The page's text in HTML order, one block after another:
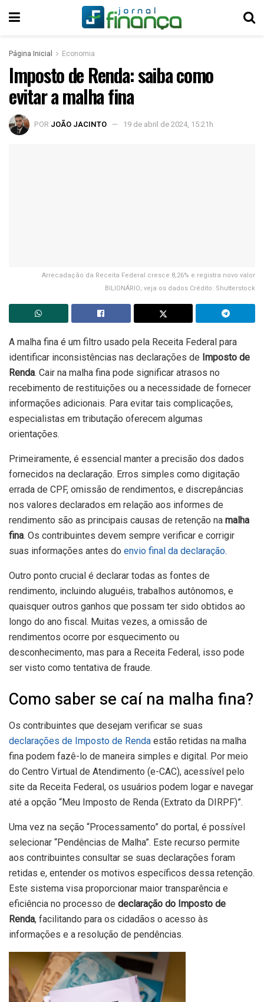
Página Inicial Economia
Imposto de Renda: saiba como
evitar a malha fina
POR JOÃO JACINTO 19 de abril de 2024, 15:21h
Arrecadação da Receita Federal cresce 8,26% e registra novo valor
BILIONÁRIO; veja os dados Crédito: Shutterstock
A malha fina é um filtro usado pela Receita Federal para
identificar inconsistências nas declarações de Imposto de
Renda. Cair na malha fina pode significar atrasos no
recebimento de restituições ou a necessidade de fornecer
informações adicionais. Para evitar tais complicações,
especialistas em tributação oferecem algumas
orientações.
Primeiramente, é essencial manter a precisão dos dados
fornecidos na declaração. Erros simples como digitação
errada de CPF, omissão de rendimentos, e discrepâncias
nos valores declarados em relação aos informes de
rendimento são as principais causas de retenção na malha
fina. Os contribuintes devem sempre verificar e corrigir
suas informações antes do envio final da declaração.
Outro ponto crucial é declarar todas as fontes de
rendimento, incluindo aluguéis, trabalhos autônomos, e
quaisquer outros ganhos que possam ter sido obtidos ao
longo do ano fiscal. Muitas vezes, a omissão de
rendimentos ocorre por esquecimento ou
desconhecimento, mas para a Receita Federal, isso pode
ser visto como tentativa de fraude.
Como saber se caí na malha fina?
Os contribuintes que desejam verificar se suas
declarações de Imposto de Renda estão retidas na malha
fina podem fazê-lo de maneira simples e digital. Por meio
do Centro Virtual de Atendimento (e-CAC), acessível pelo
site da Receita Federal, os usuários podem logar e navegar
até a opção “Meu Imposto de Renda (Extrato da DIRPF)”.
Uma vez na seção “Processamento” do portal, é possível
selecionar “Pendências de Malha”. Este recurso permite
aos contribuintes consultar se suas declarações foram
retidas e, entender os motivos específicos dessa retenção.
Este sistema visa proporcionar maior transparência e
eficiência no processo de declaração do Imposto de
Renda, facilitando para os cidadãos o acesso às
informações e a resolução de pendências.